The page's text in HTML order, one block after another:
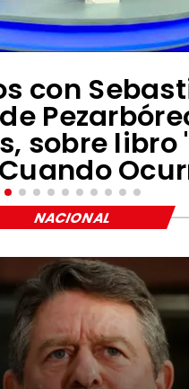
con
sobre libro
NACIONAL